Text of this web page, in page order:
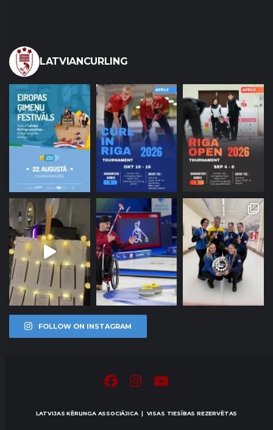
LATVIANCURLING
FOLLOW ON INSTAGRAM
LATVIJAS KĒRLINGA ASSOCIĀJICA | VISAS TIESĪBAS REZERVĒTAS